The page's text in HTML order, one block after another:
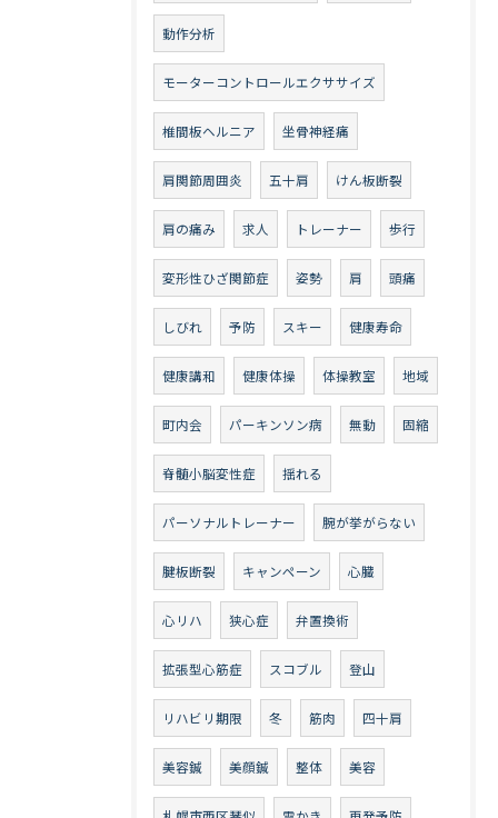
動作分析
モーターコントロールエクササイズ
椎間板ヘルニア 坐骨神経痛
肩関節周囲炎 五十肩 けん板断裂
肩の痛み 求人 トレーナー 歩行
変形性ひざ関節症 姿勢 肩 頭痛
しびれ 予防 スキー 健康寿命
健康講和 健康体操 体操教室 地域
町内会 パーキンソン病 無動 固縮
脊髄小脳変性症 揺れる
パーソナルトレーナー 腕が挙がらない
腱板断裂 キャンペーン 心臓
心リハ 狭心症 弁置換術
拡張型心筋症 スコブル 登山
リハビリ期限 冬 筋肉 四十肩
美容鍼 美顔鍼 整体 美容